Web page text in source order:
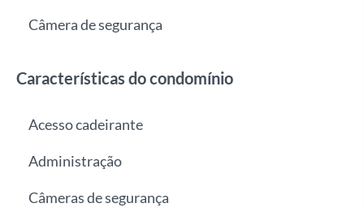
Câmera de segurança
Características do condomínio
Acesso cadeirante
Administração
Câmeras de segurança